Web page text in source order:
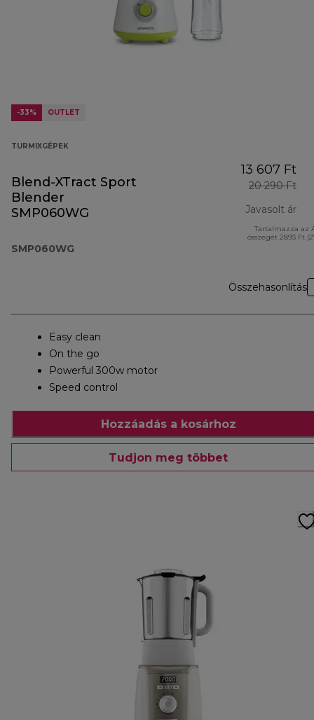
-33% OUTLET
TURMIXGÉPEK
Blend-XTract Sport
Blender
SMP060WG
SMP060WG
13 607 Ft
20 290 Ft
Javasolt ár
Tartalmazza az
összegét 2893 Ft
Összehasonlítás
Easy clean
On the go
Powerful 300w motor
Speed control
Hozzáadás a kosárhoz
Tudjon meg többet